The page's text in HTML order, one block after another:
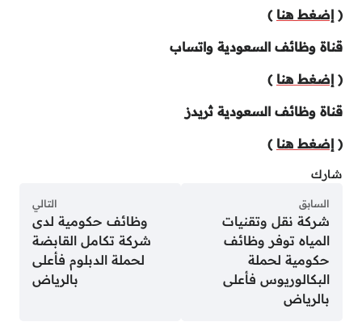
( إضغط هنا )
قناة وظائف السعودية واتساب
( إضغط هنا )
قناة وظائف السعودية ثريدز
( إضغط هنا )
شارك
السابق
شركة نقل وتقنيات
المياه توفر وظائف
حكومية لحملة
البكالوريوس فأعلى
بالرياض
التالي
وظائف حكومية لدى
شركة تكامل القابضة
لحملة الدبلوم فأعلى
بالرياض